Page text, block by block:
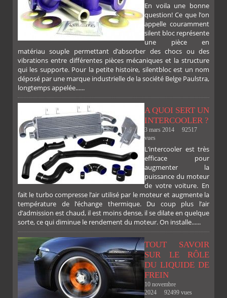
FACEBOOKTWITTERGOOGLEPINTEREST
PLUS
En voila une bonne
question! Ce que l’on
appelle couramment
silent bloc représente
une pièce en
matériau souple permettant d’absorber des chocs ou des
vibrations entre différentes pièces mécaniques et la structure
qui les supporte. Pour la petite histoire, silentbloc est un nom
déposé par une marque industrielle de la société Belge Paulstra,
longtemps appelée......
A QUOI SERT UN
INTERCOOLER ?
3 mars 2014
92517
vues
L’intercooler est très
efficace pour
augmenter la
puissance du moteur
de votre voiture. En
fait le turbo compresse l’air utilisé par le moteur et augmente la
température de l’échange thermique. Du coup plus l’air
d’admission est chaud, il est moins dense, il se dilate en quelque
sorte, ce qui diminue le rendement du moteur. On installe......
TOUT SAVOIR
SUR LE RÔLE
DU LIQUIDE DE
FREIN
10 novembre
2024
92499 vues